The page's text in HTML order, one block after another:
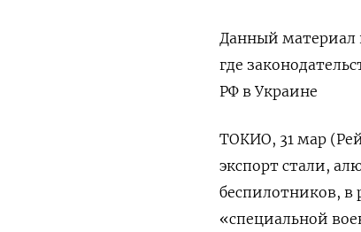
Данный материал
где
РФ в Украине
ТОКИО, 31 мар
экспорт стали,
беспилотников, в
«специальной